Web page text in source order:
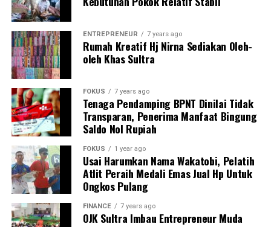
usahanya dari bawah. Seleksi harus objektif dan terbuka,”
Selain itu, kami mendorong pemerintah untuk
mempertimbangkan penambahan jumlah lapak di masa
mendatang, mengingat tingginya jumlah UMKM kuliner
di Kota Kendari dan minat masyarakat terhadap ruang
usaha yang lebih tertata.
la juga menegaskan bahwa HIPMI Sultra siap
berkolaborasi dengan pemerintah daerah dalam
memberikan pendampingan usaha, pelatihan
manajemen, hingga pengembangan kapasitas bagi
pelaku UMKM yang nantinya akan menempati lapak
tersebut.
ENTREPRENEUR 7 years ago
Rumah Kreatif Hj Nirna Sediakan Oleh-
oleh Khas Sultra
FOKUS 7 years ago
Tenaga Pendamping BPNT Dinilai Tidak
Transparan, Penerima Manfaat Bingung
Saldo Nol Rupiah
FOKUS 1 year ago
Usai Harumkan Nama Wakatobi, Pelatih
Atlit Peraih Medali Emas Jual Hp Untuk
Ongkos Pulang
FINANCE 7 years ago
OJK Sultra Imbau Entrepreneur Muda